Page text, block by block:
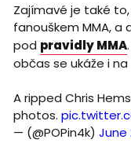
Zajímavé je také
fanouškem MMA, a
pod pravidly MMA
občas se ukáže i na
A ripped Chris
photos.
— (@POPin4k) June